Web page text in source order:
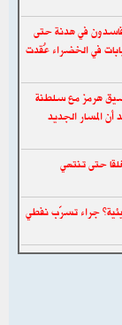
في هدنة حتى
في الخضراء عُقدت
هرمز مع سلطنة
أن المسار الجديد
حتى تنتهي
جراء تسرّب نفطي